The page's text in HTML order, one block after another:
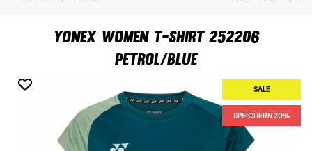
Yonex Women T-shirt 252206
Petrol/Blue
SALE
SPEICHERN 20%
SALE
SPEICHERN 20%